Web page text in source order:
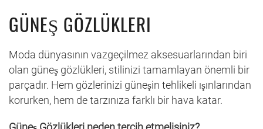
GÜNEŞ GÖZLÜKLERI
Moda dünyasının vazgeçilmez aksesuarlarından biri
olan güneş gözlükleri, stilinizi tamamlayan önemli bir
parçadır. Hem gözlerinizi güneşin tehlikeli ışınlarından
korurken, hem de tarzınıza farklı bir hava katar.